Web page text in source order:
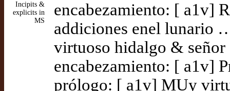
Incipits &
explicits in
MS
encabezamiento: [ a1v]
addiciones enel lunario
virtuoso hidalgo & señor
encabezamiento: [ a1v]
prólogo: [ a1v] MUy